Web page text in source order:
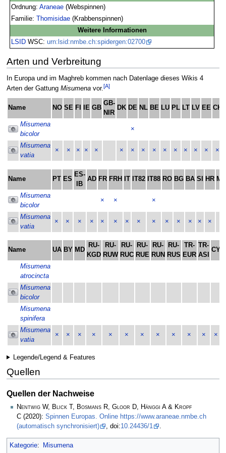
Ordnung:Araneae (Webspinnen)
Familie:Thomisidae (Krabbenspinnen)
Weitere Informationen
LSID WSC:urn:lsid:nmbe.ch:spidergen:02700
Arten und Verbreitung
In Europa und im Maghreb kommen nach Datenlage dieses Wikis 4
Arten der Gattung Misumenavor.[A]
Name NO SE FI IE GB
GB-
NIR
DK DE NL BE LU PL LT LV EE CH
Misumena
bicolor
×
Misumena
vatia
× × × × × × × × × × × × × × ×
Name PT ES
ES-
IB
AD FR FRH IT IT82 IT88 RO BG BA SI HR ME
Misumena
bicolor
× × ×
Misumena
vatia
× × × × × × × × × × × × × ×
Name UA BY MD
RU-
KGD
RU-
RUW
RU-
RUC
RU-
RUE
RU-
RUN
RU-
RUS
TR-
EUR
TR-
ASI
CY
Misumena
atrocincta
Misumena
bicolor
Misumena
spinifera
Misumena
vatia
× × × × × × × × × × × ×
Legende/Legend & Features
Quellen
Quellen der Nachweise
Nentwig W, Blick T, Bosmans R, Gloor D, Hänggi A & Kropf
C (2020): Spinnen Europas. Online https://www.araneae.nmbe.ch
(automatisch synchronisiert)
, doi:10.24436/1 .
Kategorie: Misumena